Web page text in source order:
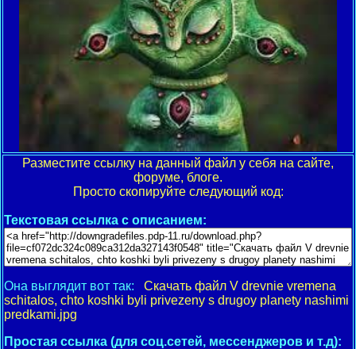
Разместите ссылку на данный файл у себя на сайте,
форуме, блоге.
Просто скопируйте следующий код:
Текстовая ссылка с описанием:
Она выглядит вот так: Скачать файл V drevnie vremena
schitalos, chto koshki byli privezeny s drugoy planety nashimi
predkami.jpg
Простая ссылка (для соц.сетей, мессенджеров и т.д):